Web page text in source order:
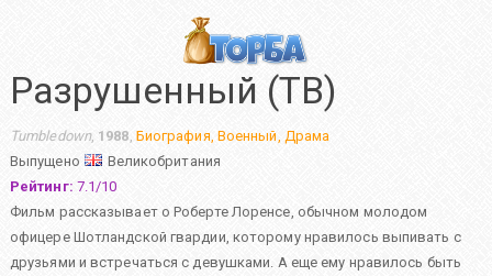
Разрушенный (ТВ)
Tumbledown, 1988, Биография, Военный, Драма
Выпущено
Великобритания
Рейтинг: 7.1/10
Фильм рассказывает о Роберте Лоренсе, обычном молодом
офицере Шотландской гвардии, которому нравилось выпивать с
друзьями и встречаться с девушками. А еще ему нравилось быть